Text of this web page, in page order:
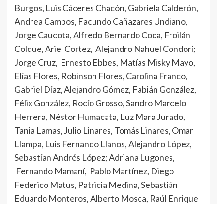
Burgos, Luis Cáceres Chacón, Gabriela Calderón,
Andrea Campos, Facundo Cañazares Undiano,
Jorge Caucota, Alfredo Bernardo Coca, Froilán
Colque, Ariel Cortez, Alejandro Nahuel Condorí;
Jorge Cruz, Ernesto Ebbes, Matías Misky Mayo,
Elías Flores, Robinson Flores, Carolina Franco,
Gabriel Díaz, Alejandro Gómez, Fabián González,
Félix González, Rocío Grosso, Sandro Marcelo
Herrera, Néstor Humacata, Luz Mara Jurado,
Tania Lamas, Julio Linares, Tomás Linares, Omar
Llampa, Luis Fernando Llanos, Alejandro López,
Sebastían Andrés López; Adriana Lugones,
Fernando Mamaní, Pablo Martínez, Diego
Federico Matus, Patricia Medina, Sebastián
Eduardo Monteros, Alberto Mosca, Raúl Enrique